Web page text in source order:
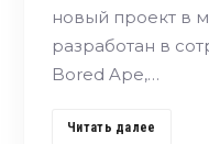
новый проект в
разработан в
Bored Ape,…
Читать далее